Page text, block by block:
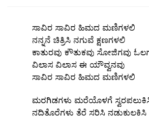
ಸಾವಿರ ಸಾವಿರ ಹಿಮದ ಮಣಿಗಳಲಿ
ನನ್ನನೆ ಚಿತ್ರಿಸಿ ನಗುವೆ ಕ್ಷಣಗಳಲಿ
ಕಾತುರವು ಕೌತುಕವು ಸೋಜಿಗವು
ವಿಲಾಸ ವಿಲಾಸ ಈ ಯೌವ್ವನವು
ಸಾವಿರ ಸಾವಿರ ಹಿಮದ ಮಣಿಗಳಲಿ
ಮರಗಿಡಗಳು ಮರೆಯೊಳಗೆ
ನದಿತೊರೆಗಳು ತೆರೆ ಸರಿಸಿ